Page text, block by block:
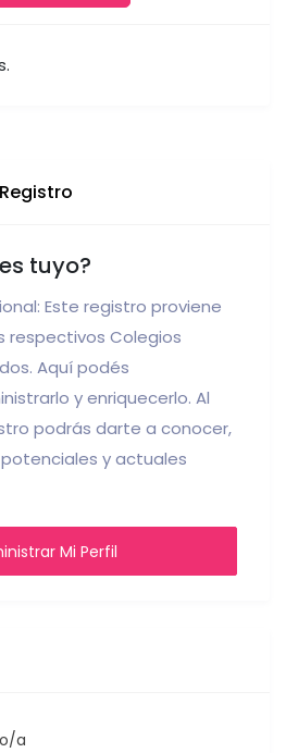
tuyo?
Este registro proviene
respectivos Colegios
Aquí podés
y enriquecerlo. Al
podrás darte a conocer,
y actuales
Mi Perfil
a